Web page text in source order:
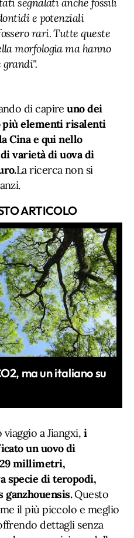
segnalati anche fossili
e potenziali
rari. Tutte queste
morfologia ma hanno
di capireuno dei
elementi risalenti
Cina e qui nello
varietà di uova di
La ricerca non si
ARTICOLO
ma un italiano su
a Jiangxi, i
un uovo di
29 millimetri,
specie di teropodi,
Questo
il più piccolo e meglio
dettagli senza